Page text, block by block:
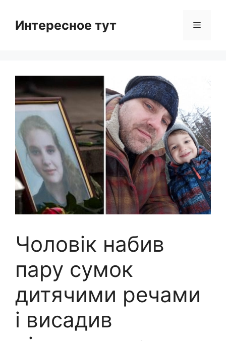
contentИнтересное тут Menu
Чоловік набив
пару сумок
дитячими речами
і висадив